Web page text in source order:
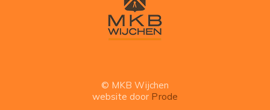
© MKB Wijchen
website door Prode